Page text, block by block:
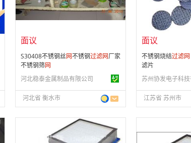
供应产品：50 条
面议
S30408不锈钢丝网不锈钢过滤网厂家
不锈钢筛网
河北稳泰金属制品有限公司
河北省 衡水市
供应产品：
2 条
面议
不锈钢烧结过滤网
滤片
苏州协发电子科
江苏省 苏州市